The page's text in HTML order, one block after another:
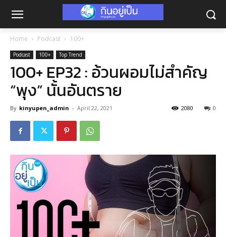
Home Podcast 100+
Podcast 100+ Top Trend
100+ EP32 : อ้วนผอมไม่สำคัญ
“พุง” นั้นอันตราย
By kinyupen_admin - April 22, 2021 0
2080